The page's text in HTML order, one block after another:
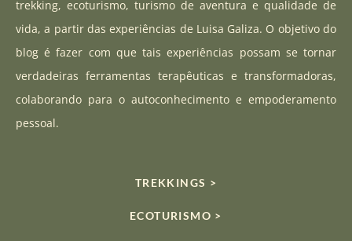
g
a
m
b
k
trekking, ecoturismo, turismo de aventura e qualidade de
vida, a partir das experiências de Luisa Galiza. O objetivo do
blog é fazer com que tais experiências possam se tornar
verdadeiras ferramentas terapêuticas e transformadoras,
colaborando para o autoconhecimento e empoderamento
pessoal.
TREKKINGS >
ECOTURISMO >